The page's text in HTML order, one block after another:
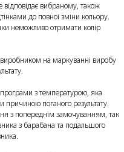
відповідає вибраному, також
до повної зміни кольору.
неможливо отримати колір
виробником на маркуванні виробу
з температурою, яка
причиною поганого результату.
з попереднім замочуванням, так
з барабана та подальшого